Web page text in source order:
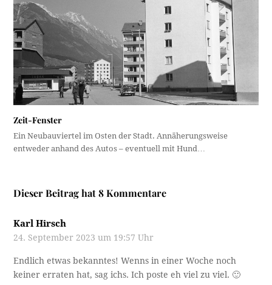
Zeit-Fenster
Ein Neubauviertel im Osten der Stadt. Annäherungsweise
entweder anhand des Autos – eventuell mit Hund…
Dieser Beitrag hat 8 Kommentare
Karl Hirsch
24. September 2023 um 19:57 Uhr
Endlich etwas bekanntes! Wenns in einer Woche noch
keiner erraten hat, sag ichs. Ich poste eh viel zu viel. 🙂